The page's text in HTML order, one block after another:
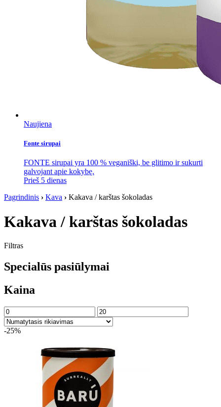
Naujiena
Fonte sirupai
FONTE sirupai yra 100 % veganiški, be glitimo ir sukurti
galvojant apie kokybę.
Prieš 5 dienas
Pagrindinis › Kava › Kakava / karštas šokoladas
Kakava / karštas šokoladas
Filtras
Specialūs pasiūlymai
Kaina
-25%